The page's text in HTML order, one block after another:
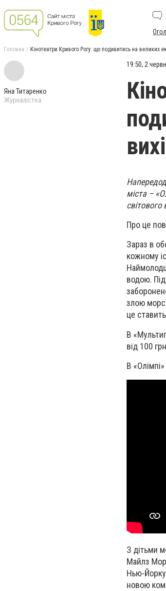
Головна Кінотеатри Кривого Рогу: що подивитись на великих
Яна Титаренко
Журналістка
19:50, 2
міста –
Про це
Зараз в
кожному
водою.
злою
це
В
від 100
В
З дітьми
Майлз
Нью-Йорку
новою